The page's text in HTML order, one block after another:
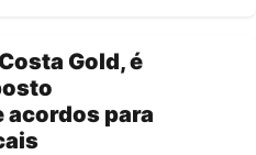
Gold, é
para